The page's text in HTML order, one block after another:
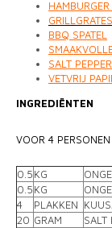
GRILLGRATES
BBQ SPATEL
SALT
VETVRIJ
INGREDIËNTEN
VOOR 4 PERSONEN
0.5KG
0.5KG
4
PLAKKEN
20 GRAM
SALT